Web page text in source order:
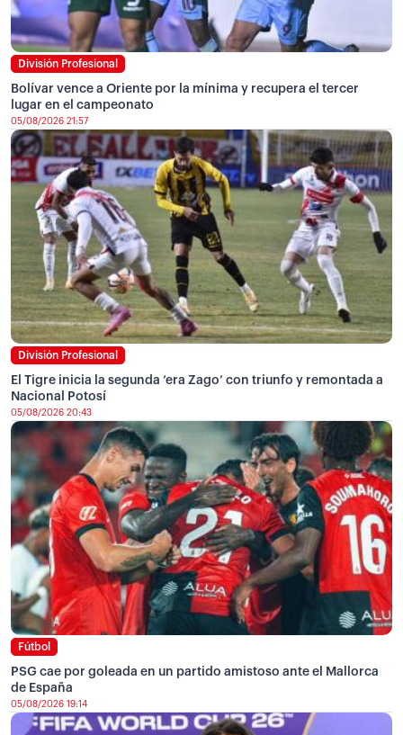
División Profesional
Bolívar vence a Oriente por la mínima y recupera el tercer
lugar en el campeonato
05/08/2026 21:57
División Profesional
El Tigre inicia la segunda ‘era Zago’ con triunfo y remontada a
Nacional Potosí
05/08/2026 20:43
Fútbol
PSG cae por goleada en un partido amistoso ante el Mallorca
de España
05/08/2026 19:14